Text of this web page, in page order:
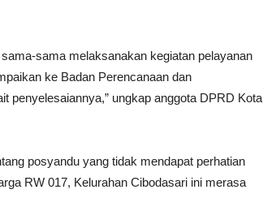
sama melaksanakan kegiatan pelayanan
ke Badan Perencanaan dan
penyelesaiannya,” ungkap anggota DPRD Kota
posyandu yang tidak mendapat perhatian
RW 017, Kelurahan Cibodasari ini merasa